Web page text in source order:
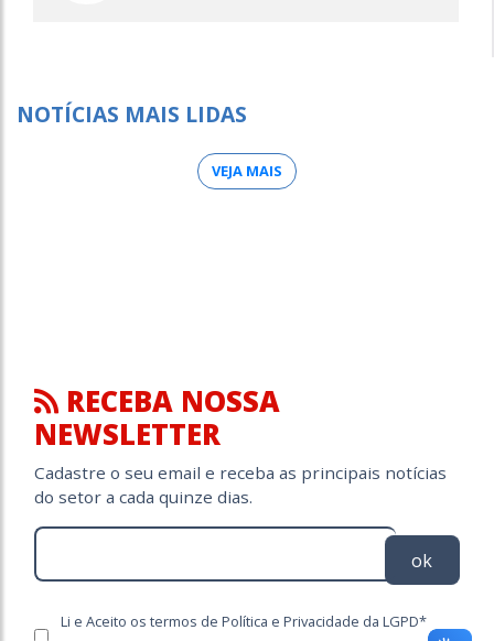
NOTÍCIAS MAIS LIDAS
VEJA MAIS
RECEBA NOSSA
NEWSLETTER
Cadastre o seu email e receba as principais notícias
do setor a cada quinze dias.
ok
Li e Aceito os termos de Política e Privacidade da LGPD*